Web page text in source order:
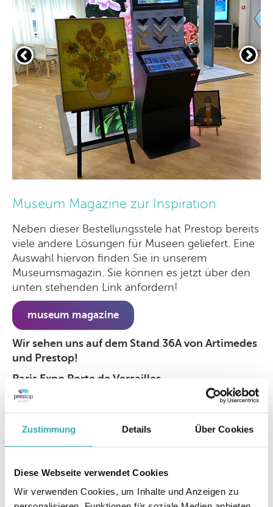
Zustimmung Details Über Cookies
Diese Webseite verwendet Cookies
Wir verwenden Cookies, um Inhalte und Anzeigen zu
Museum Magazine zur Inspiration
Neben dieser Bestellungsstele hat Prestop bereits
viele andere Lösungen für Museen geliefert. Eine
Auswahl hiervon finden Sie in unserem
Museumsmagazin. Sie können es jetzt über den
unten stehenden Link anfordern!
museum magazine
Wir sehen uns auf dem Stand 36A von Artimedes
und Prestop!
Paris Expo Porte de Versailles –
Ausstellungshalle 3
Weitere Informationen?
Kontaktieren Sie uns für eine
zurück zur übersicht